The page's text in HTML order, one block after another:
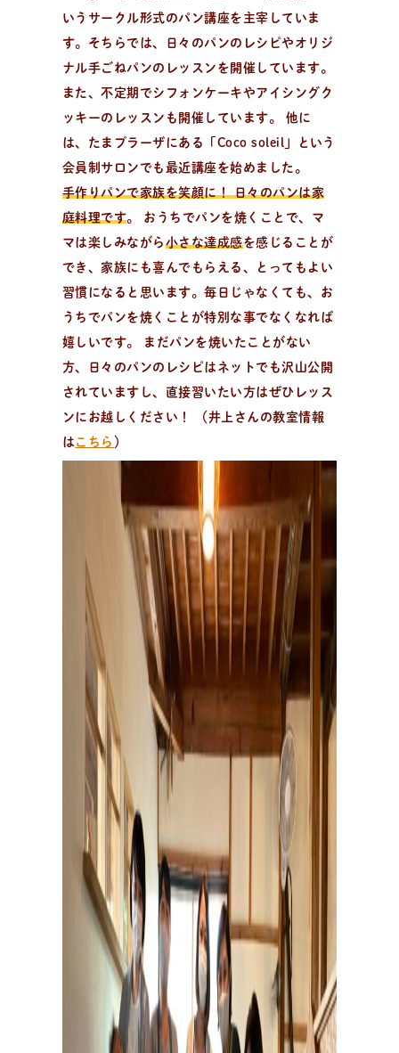
いうサークル形式のパン講座を主宰していま
す。そちらでは、日々のパンのレシピやオリジ
ナル手ごねパンのレッスンを開催しています。
また、不定期でシフォンケーキやアイシングク
ッキーのレッスンも開催しています。 他に
は、たまプラーザにある「Coco soleil」という
会員制サロンでも最近講座を始めました。
手作りパンで家族を笑顔に！ 日々のパンは家
庭料理です。 おうちでパンを焼くことで、マ
マは楽しみながら 小さな達成感を感じることが
でき、家族にも喜んでもらえる、とってもよい
習慣になると思います。毎日じゃなくても、お
うちでパンを焼くことが特別な事でなくなれば
嬉しいです。 まだパンを焼いたことがない
方、日々のパンのレシピはネットでも沢山公開
されていますし、直接習いたい方はぜひレッス
ンにお越しください！ （井上さんの教室情報
は こちら ）